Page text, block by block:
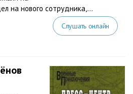
на нового сотрудника,...
Слушать онлайн